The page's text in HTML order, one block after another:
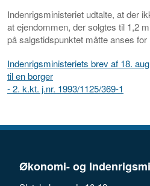
Indenrigsministeriet udtalte, at der
at ejendommen, der solgtes til 1,2
på salgstidspunktet måtte anses
Indenrigsministeriets brev af 18.
til en borger
- 2. k.kt. j.nr. 1993/1125/369-1
Økonomi- og